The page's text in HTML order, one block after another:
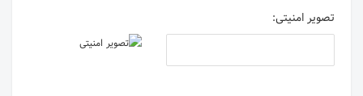
تصویر امنیتی: